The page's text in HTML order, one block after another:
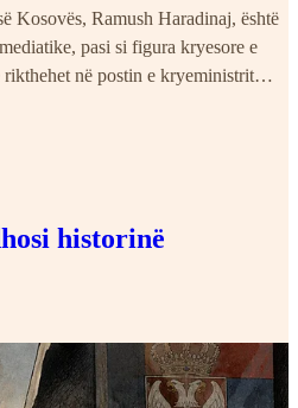
Kosovës, Ramush Haradinaj, është
pasi si figura kryesore e
në postin e kryeministrit…
historinë